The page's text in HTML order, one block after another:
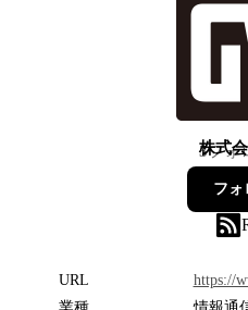
株式
5フォ
フォ
URL
https://